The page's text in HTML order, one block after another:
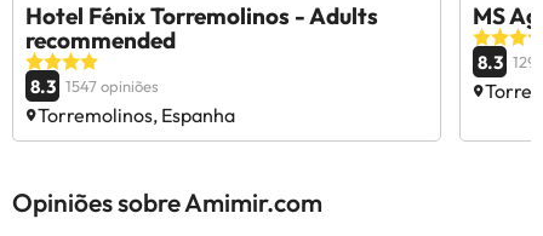
Hotel Fénix Torremolinos - Adults
recommended
8.3 1547 opiniões
Torremolinos, Espanha
MS
8.3
Opiniões sobre Amimir.com